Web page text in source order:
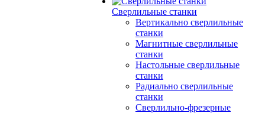
Сверлильные станки
Вертикально сверлильные
станки
Магнитные сверлильные
станки
Настольные сверлильные
станки
Радиально сверлильные
станки
Сверлильно-фрезерные